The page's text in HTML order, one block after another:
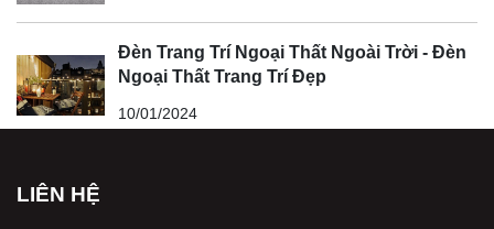
Đèn Trang Trí Ngoại Thất Ngoài Trời - Đèn
Ngoại Thất Trang Trí Đẹp
10/01/2024
LIÊN HỆ